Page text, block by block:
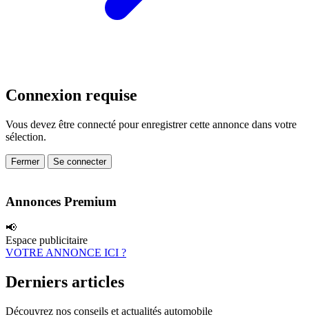
Connexion requise
Vous devez être connecté pour enregistrer cette annonce dans votre
sélection.
Fermer Se connecter
Annonces Premium
📢
Espace publicitaire
VOTRE ANNONCE ICI ?
Derniers articles
Découvrez nos conseils et actualités automobile